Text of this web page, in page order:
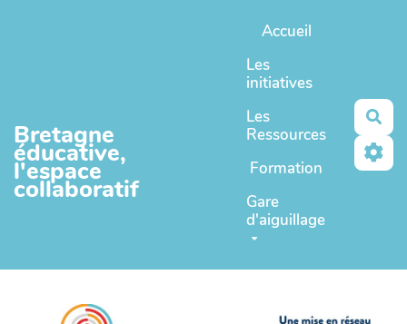
Bretagne
éducative,
l'espace
collaboratif
Accueil
Les
initiatives
Les
Ressources
Formation
Gare
d'aiguillage